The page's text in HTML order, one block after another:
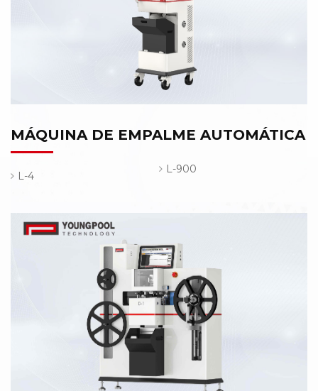
MÁQUINA DE EMPALME AUTOMÁTICA
L-4
L-900